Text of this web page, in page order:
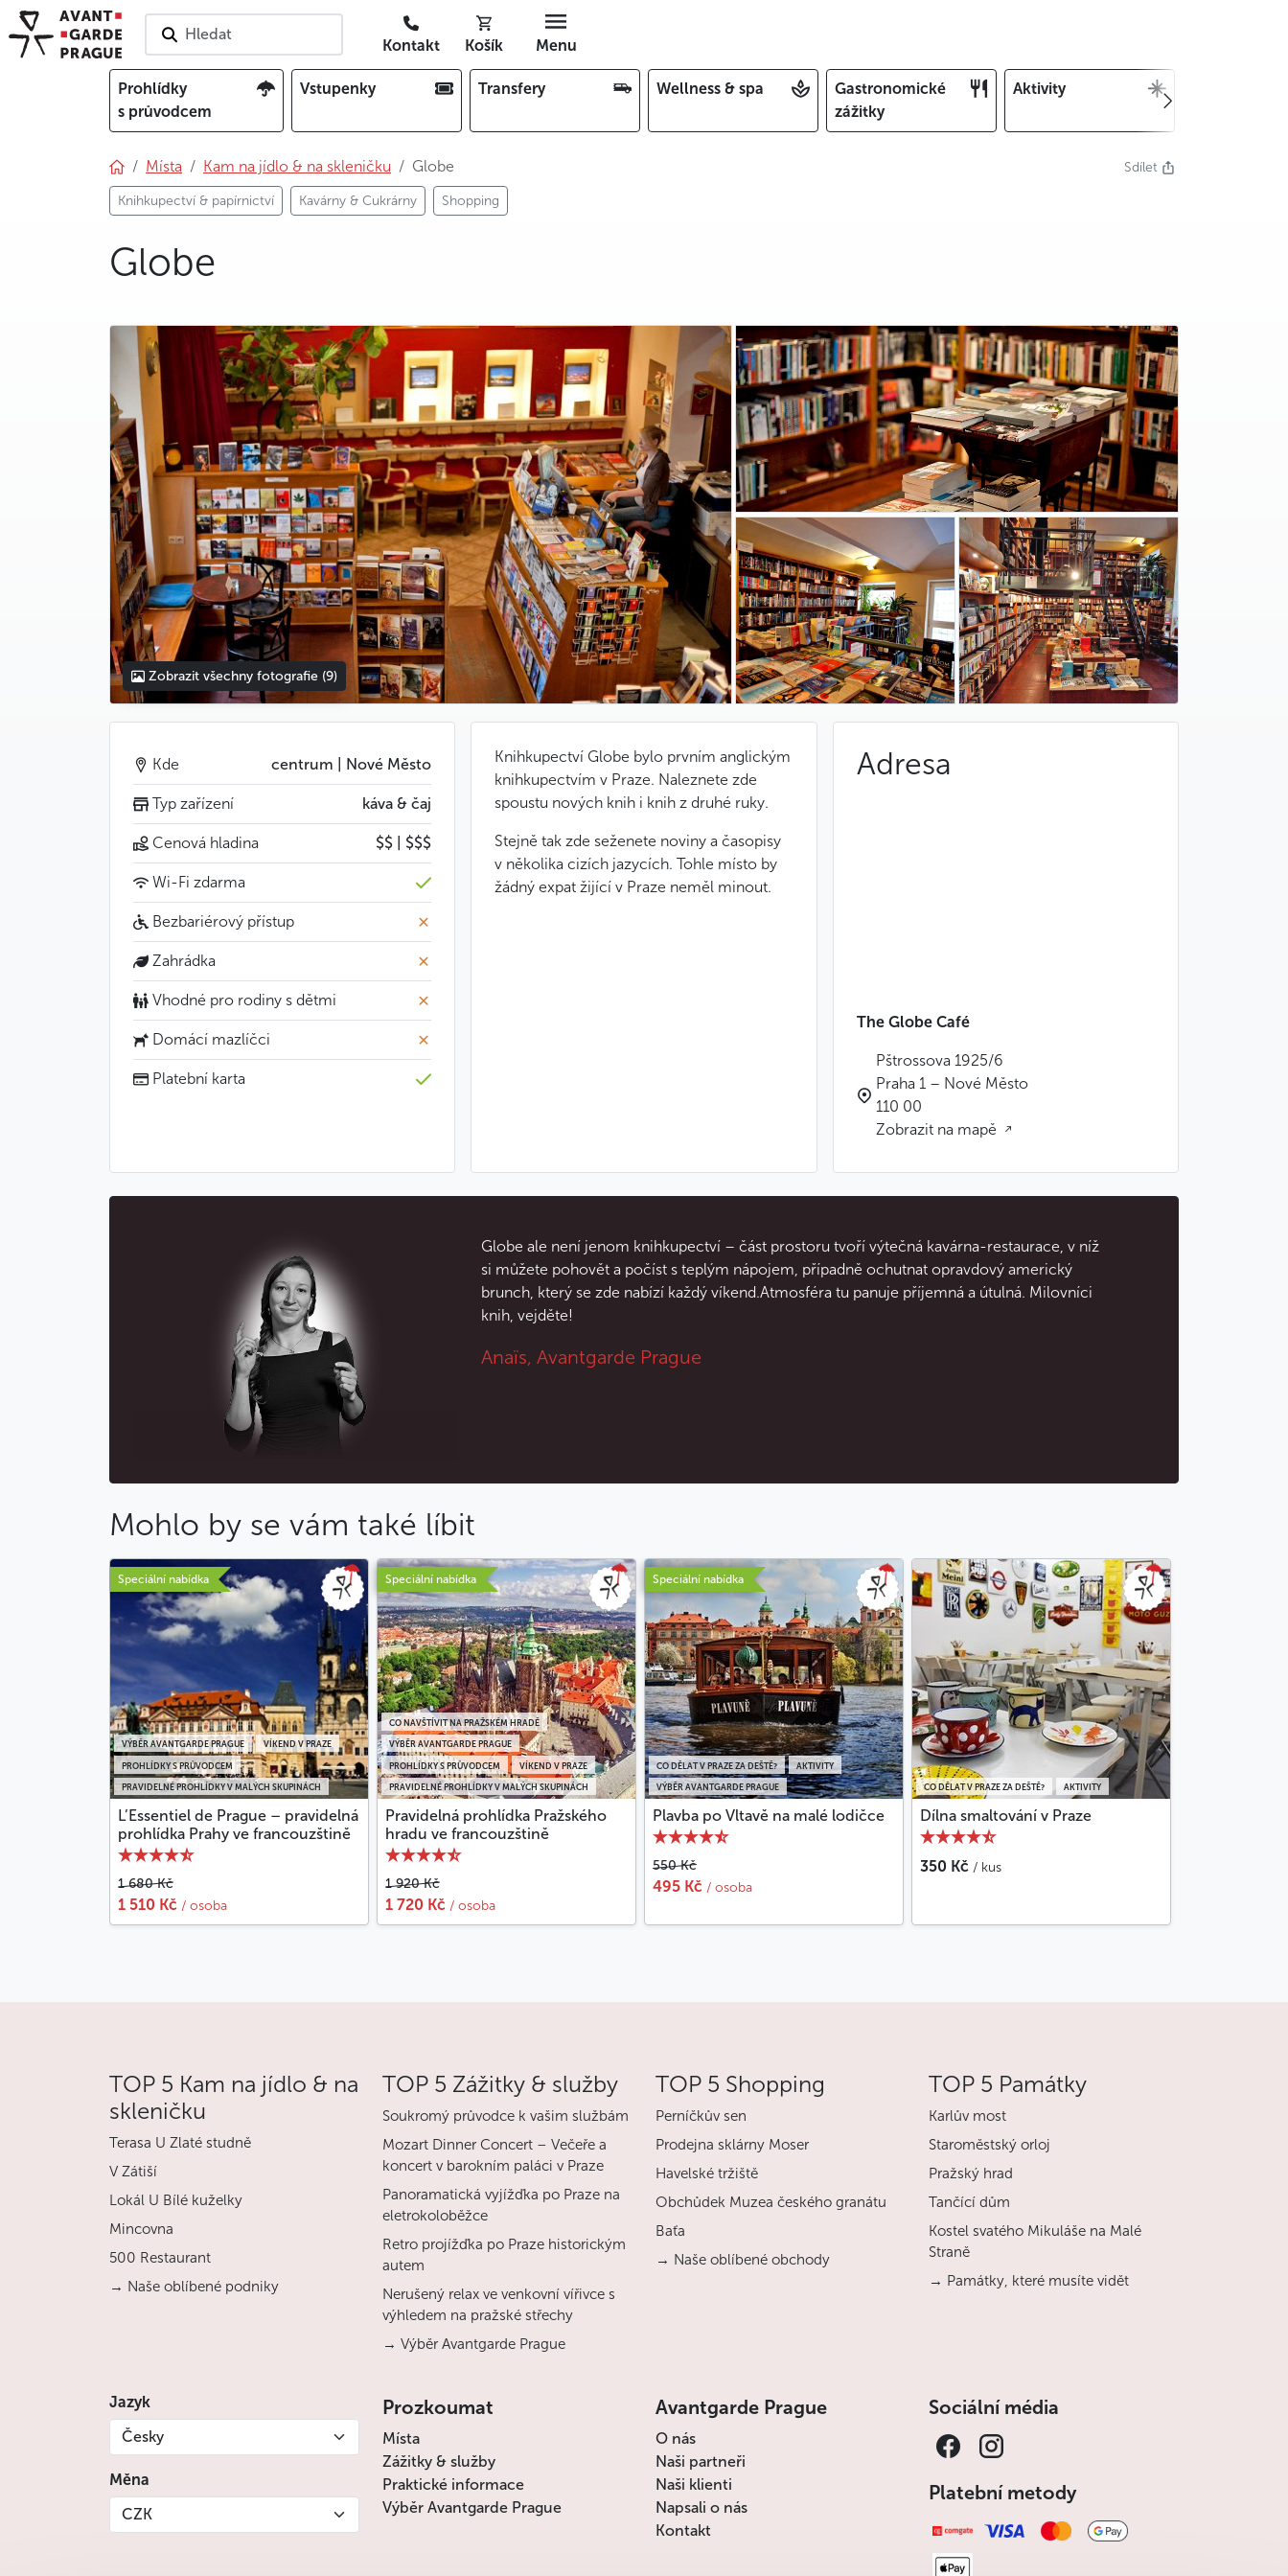
Hledat
Kontakt Košík Menu
Prohlídky
s průvodcem
Vstupenky Transfery Wellness & spa
Gastronomické
zážitky
Aktivity
Místa Kam na jídlo & na skleničku Globe
Knihkupectví & papírnictví Kavárny & Cukrárny Shopping
Sdílet
Globe
photo 5
photo 6
photo 7
photo 8
photo 9
Zobrazit všechny fotografie (9)
Knihkupectví Globe bylo prvním anglickým
knihkupectvím v Praze. Naleznete zde
spoustu nových knih i knih z druhé ruky.
Stejně tak zde seženete noviny a časopisy
v několika cizích jazycích. Tohle místo by
žádný expat žijící v Praze neměl minout.
Kde centrum | Nové Město
Typ zařízení káva & čaj
Cenová hladina $$ | $$$
Wi-Fi zdarma
Bezbariérový přístup
Zahrádka
Vhodné pro rodiny s dětmi
Domácí mazlíčci
Platební karta
Adresa
The Globe Café
Pštrossova 1925/6
Praha 1 – Nové Město
110 00
Zobrazit na mapě
Globe ale není jenom knihkupectví – část prostoru tvoří výtečná kavárna-restaurace, v níž
si můžete pohovět a počíst s teplým nápojem, případně ochutnat opravdový americký
brunch, který se zde nabízí každý víkend.Atmosféra tu panuje příjemná a útulná. Milovníci
knih, vejděte!
Anaïs, Avantgarde Prague
Mohlo by se vám také líbit
Speciální nabídka
PRAVIDELNÉ PROHLÍDKY V MALÝCH SKUPINÁCH
PROHLÍDKY S PRŮVODCEM
VÝBĚR AVANTGARDE PRAGUE VÍKEND V PRAZE
L’Essentiel de Prague – pravidelná
prohlídka Prahy ve francouzštině
1 680 Kč
1 510 Kč / osoba
Speciální nabídka
PRAVIDELNÉ PROHLÍDKY V MALÝCH SKUPINÁCH
PROHLÍDKY S PRŮVODCEM VÍKEND V PRAZE
VÝBĚR AVANTGARDE PRAGUE
CO NAVŠTÍVIT NA PRAŽSKÉM HRADĚ
Pravidelná prohlídka Pražského
hradu ve francouzštině
1 920 Kč
1 720 Kč / osoba
Speciální nabídka
VÝBĚR AVANTGARDE PRAGUE
CO DĚLAT V PRAZE ZA DEŠTĚ? AKTIVITY
Plavba po Vltavě na malé lodičce
550 Kč
495 Kč / osoba
CO DĚLAT V PRAZE ZA DEŠTĚ? AKTIVITY
Dílna smaltování v Praze
350 Kč / kus
TOP 5 Kam na jídlo & na
skleničku
Terasa U Zlaté studně
V Zátiší
Lokál U Bílé kuželky
Mincovna
500 Restaurant
→ Naše oblíbené podniky
TOP 5 Zážitky & služby
Soukromý průvodce k vašim službám
Mozart Dinner Concert – Večeře a
koncert v barokním paláci v Praze
Panoramatická vyjížďka po Praze na
eletrokoloběžce
Retro projížďka po Praze historickým
autem
Nerušený relax ve venkovní vířivce s
výhledem na pražské střechy
→ Výběr Avantgarde Prague
TOP 5 Shopping
Perníčkův sen
Prodejna sklárny Moser
Havelské tržiště
Obchůdek Muzea českého granátu
Baťa
→ Naše oblíbené obchody
TOP 5 Památky
Karlův most
Staroměstský orloj
Pražský hrad
Tančící dům
Kostel svatého Mikuláše na Malé
Straně
→ Památky, které musíte vidět
Jazyk
Česky
Měna
CZK
Prozkoumat
Místa
Zážitky & služby
Praktické informace
Výběr Avantgarde Prague
Avantgarde Prague
O nás
Naši partneři
Naši klienti
Napsali o nás
Kontakt
Sociální média
Platební metody